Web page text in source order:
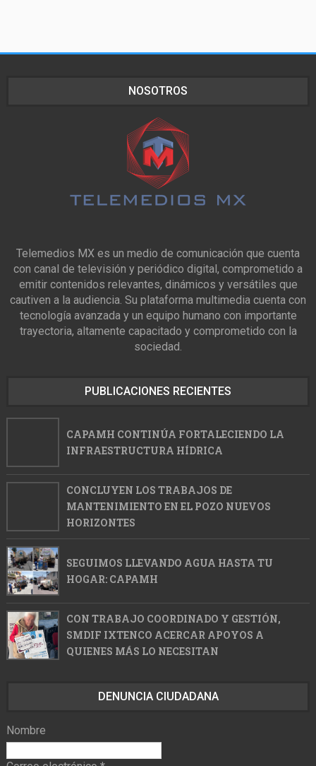
NOSOTROS
Telemedios MX es un medio de comunicación que cuenta
con canal de televisión y periódico digital, comprometido a
emitir contenidos relevantes, dinámicos y versátiles que
cautiven a la audiencia. Su plataforma multimedia cuenta con
tecnología avanzada y un equipo humano con importante
trayectoria, altamente capacitado y comprometido con la
sociedad.
PUBLICACIONES RECIENTES
CAPAMH CONTINÚA FORTALECIENDO LA
INFRAESTRUCTURA HÍDRICA
CONCLUYEN LOS TRABAJOS DE
MANTENIMIENTO EN EL POZO NUEVOS
HORIZONTES
SEGUIMOS LLEVANDO AGUA HASTA TU
HOGAR: CAPAMH
CON TRABAJO COORDINADO Y GESTIÓN,
SMDIF IXTENCO ACERCAR APOYOS A
QUIENES MÁS LO NECESITAN
DENUNCIA CIUDADANA
Nombre